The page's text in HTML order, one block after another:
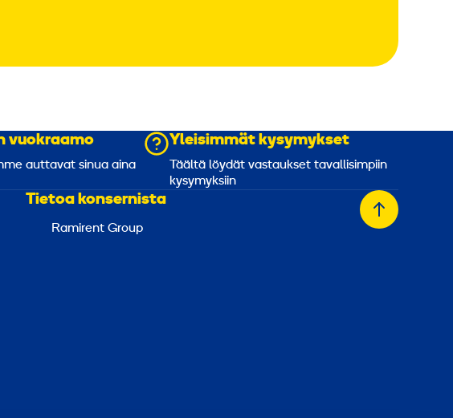
vuokraamo
auttavat sinua aina
Yleisimmät kysymykset
Täältä löydät vastaukset tavallisimpiin
kysymyksiin
Tietoa konsernista
Ramirent Group
Takaisin